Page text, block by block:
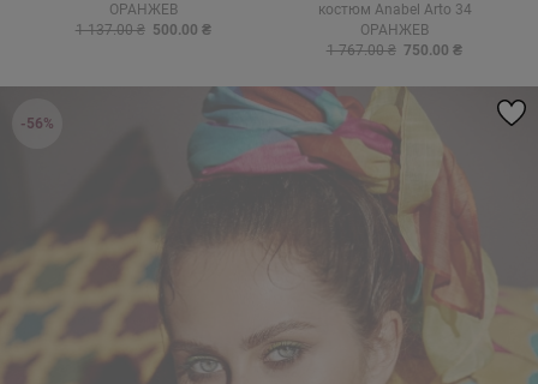
ОРАНЖЕВ
1 137.00 ₴ 500.00 ₴
костюм Anabel Arto 34
ОРАНЖЕВ
1 767.00 ₴ 750.00 ₴
-56%